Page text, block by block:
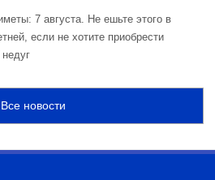
7 августа. Не ешьте этого в
если не хотите приобрести
Все новости